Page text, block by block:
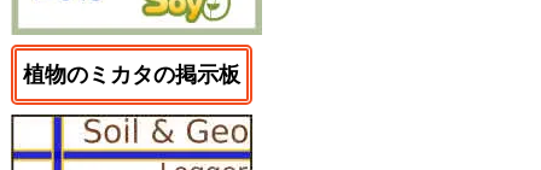
植物のミカタの掲示板